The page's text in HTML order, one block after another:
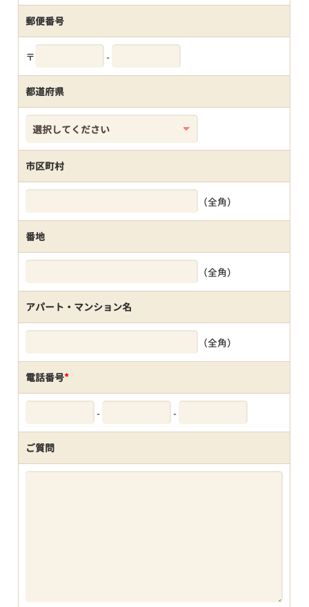
郵便番号
〒 -
都道府県
市区町村
（全角）
番地
（全角）
アパート・マンション名
（全角）
電話番号*
- -
ご質問